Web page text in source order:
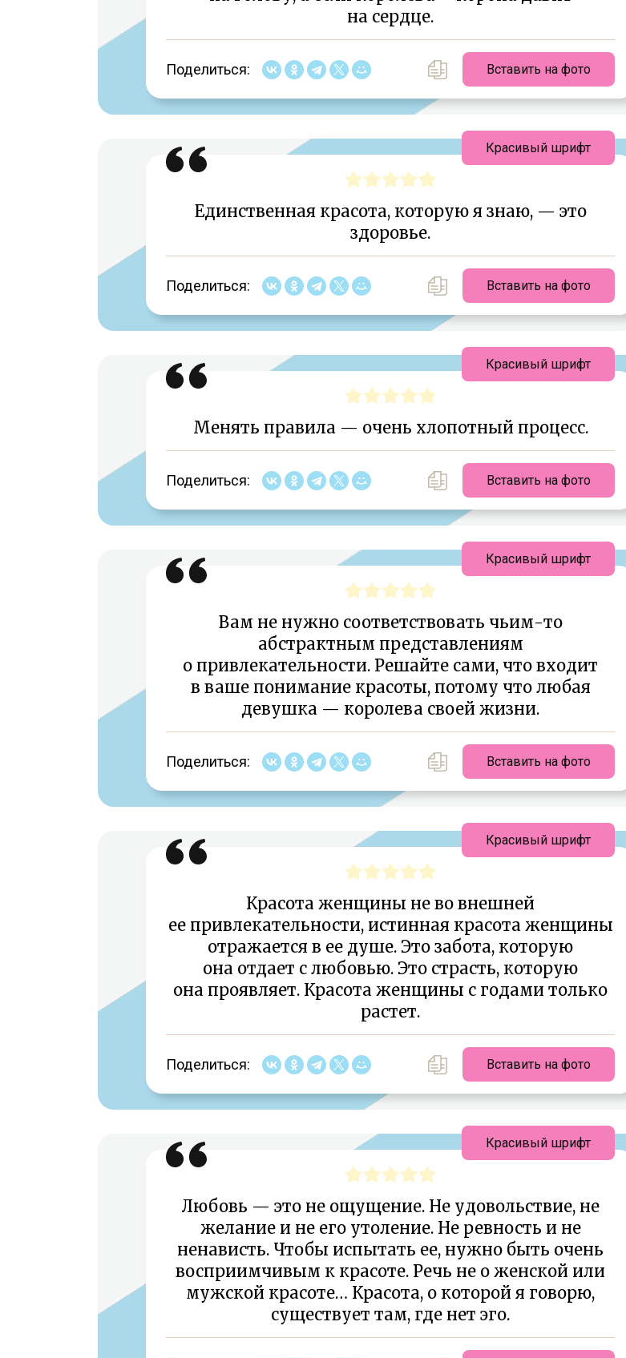
на сердце.
Поделиться: Вставить на фото
Единственная красота, которую я знаю, — это
здоровье.
Поделиться: Вставить на фото
Красивый шрифт
Менять правила — очень хлопотный процесс.
Поделиться: Вставить на фото
Красивый шрифт
Вам не нужно соответствовать чьим-то
абстрактным представлениям
о привлекательности. Решайте сами, что входит
в ваше понимание красоты, потому что любая
девушка — королева своей жизни.
Поделиться: Вставить на фото
Красивый шрифт
Красота женщины не во внешней
ее привлекательности, истинная красота женщины
отражается в ее душе. Это забота, которую
она отдает с любовью. Это страсть, которую
она проявляет. Красота женщины с годами только
растет.
Поделиться: Вставить на фото
Красивый шрифт
Любовь — это не ощущение. Не удовольствие, не
желание и не его утоление. Не ревность и не
ненависть. Чтобы испытать ее, нужно быть очень
восприимчивым к красоте. Речь не о женской или
мужской красоте… Красота, о которой я говорю,
существует там, где нет эго.
Красивый шрифт